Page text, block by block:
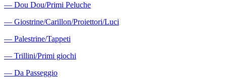
― Dou Dou/Primi Peluche
― Giostrine/Carillon/Proiettori/Luci
― Palestrine/Tappeti
― Trillini/Primi giochi
― Da Passeggio